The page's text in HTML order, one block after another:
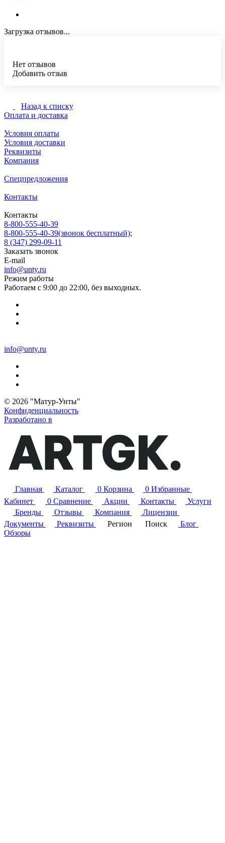
Загрузка отзывов...
Нет отзывов
Добавить отзыв
Назад к списку
Оплата и доставка
Условия оплаты
Условия доставки
Реквизиты
Компания
Спецпредложения
Контакты
Контакты
8-800-555-40-39
8-800-555-40-39(звонок бесплатный);
8 (347) 299-09-11
Заказать звонок
E-mail
info@unty.ru
Режим работы
Работаем с 9:00 до 22:00, без выходных.
info@unty.ru
© 2026 "Матур-Унты"
Конфиденциальность
Разработано в
Главная Каталог 0 Корзина 0 Избранные
Кабинет
0 Сравнение Акции Контакты
Услуги
Бренды
Отзывы Компания
Лицензии
Документы
Реквизиты Регион Поиск
Блог
Обзоры